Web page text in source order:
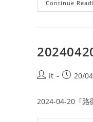
Continue
it 20/
2024-04-20「路